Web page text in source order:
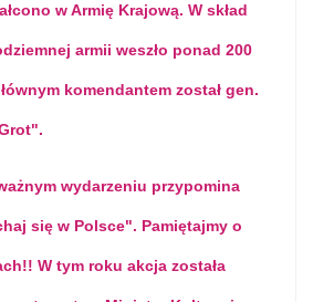
w Armię Krajową. W skład
armii weszło ponad 200
komendantem został gen.
wydarzeniu przypomina
się w Polsce". Pamiętajmy o
W tym roku akcja została